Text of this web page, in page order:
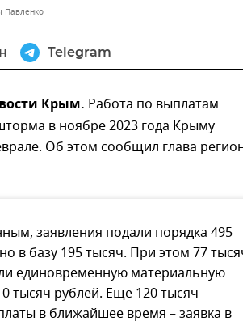
Павленко
Telegram
Крым. Работа по выплатам
в ноябре 2023 года Крыму
Об этом сообщил глава
заявления подали порядка 495
в базу 195 тысяч. При этом 77
единовременную материальную
тысяч рублей. Еще 120 тысяч
в ближайшее время – заявка в